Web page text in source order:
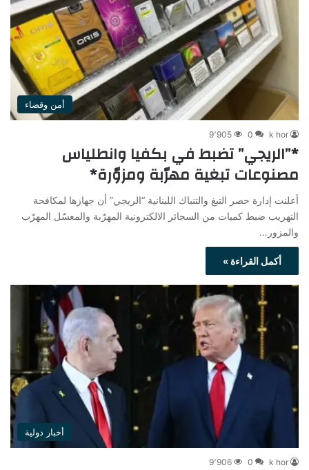
أمن وقضاء
k hor
0 9٬905
*”الريجي” تضبط في بكفيا وانطلياس
مصنوعات تبغية مهرّبة ومزوّرة*
أعلنت إدارة حصر التبغ والتنباك اللبنانية “الريجي” أن جهازها لمكافحة
التهريب ضبط كميات من السجائر الالكترونية المهرّبة والمعسّل المهرّب
والمزور…
أكمل القراءة »
أخبار دولية
k hor
0 9٬906